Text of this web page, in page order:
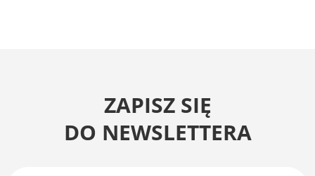
ZAPISZ SIĘ
DO NEWSLETTERA